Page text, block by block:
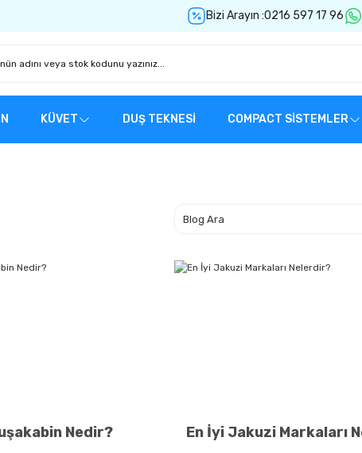
Bizi Arayın :0216 597 17 96
KÜVET DUŞ TEKNESİ COMPACT SİSTEMLER
Nedir?